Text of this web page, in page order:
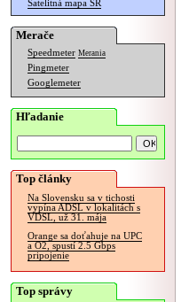
Satelitná mapa SR
Merače
Speedmeter Merania
Pingmeter
Googlemeter
Hľadanie
Top články
Na Slovensku sa v tichosti
vypína ADSL v lokalitách s
VDSL, už 31. mája
Orange sa doťahuje na UPC
a O2, spustí 2.5 Gbps
pripojenie
Top správy